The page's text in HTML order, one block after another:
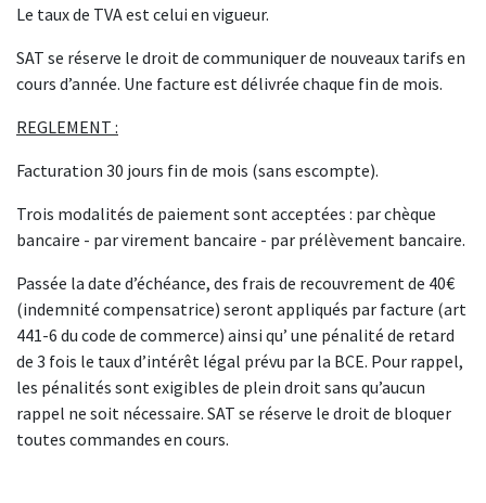
Le taux de TVA est celui en vigueur.
SAT se réserve le droit de communiquer de nouveaux tarifs en
cours d’année. Une facture est délivrée chaque fin de mois.
REGLEMENT :
Facturation 30 jours fin de mois (sans escompte).
Trois modalités de paiement sont acceptées : par chèque
bancaire - par virement bancaire - par prélèvement bancaire.
Passée la date d’échéance, des frais de recouvrement de 40€
(indemnité compensatrice) seront appliqués par facture (art
441-6 du code de commerce) ainsi qu’ une pénalité de retard
de 3 fois le taux d’intérêt légal prévu par la BCE. Pour rappel,
les pénalités sont exigibles de plein droit sans qu’aucun
rappel ne soit nécessaire. SAT se réserve le droit de bloquer
toutes commandes en cours.